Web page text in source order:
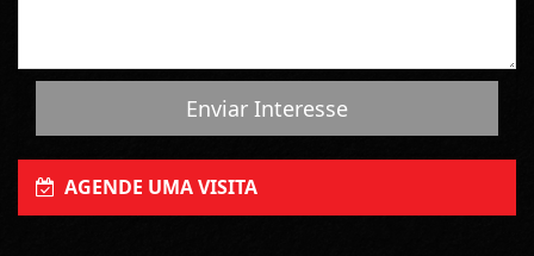
Enviar Interesse
AGENDE UMA VISITA